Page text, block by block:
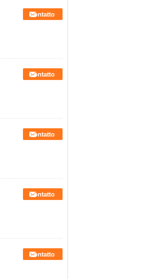
Contatto
Contatto
Contatto
Contatto
Contatto